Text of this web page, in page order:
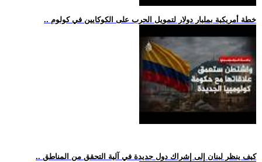
.. خطة أمريكية بمليار دولار لتمويل الحرب على الكوكايين في كولوم
.. كيف ينظر لبنان إلى إشراك دول جديدة في آلية التحقق من المناطق